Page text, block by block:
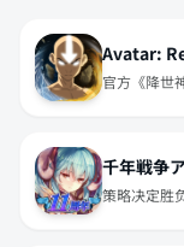
Avatar:
官方《降世
千年戦争
策略决定胜